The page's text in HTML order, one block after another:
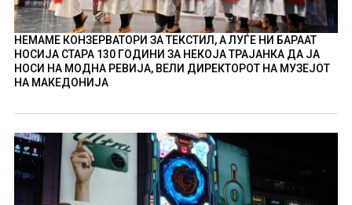
НЕМАМЕ КОНЗЕРВАТОРИ ЗА ТЕКСТИЛ, А ЛУЃЕ НИ БАРААТ
НОСИЈА СТАРА 130 ГОДИНИ ЗА НЕКОЈА ТРАЈАНКА ДА ЈА
НОСИ НА МОДНА РЕВИЈА, ВЕЛИ ДИРЕКТОРОТ НА МУЗЕЈОТ
НА МАКЕДОНИЈА